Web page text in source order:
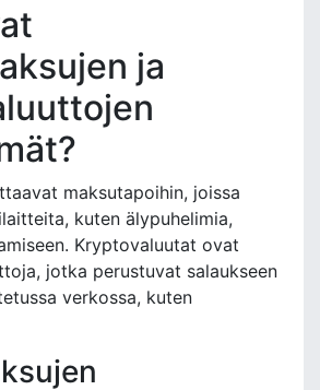
ja
maksutapoihin, joissa
kuten älypuhelimia,
Kryptovaluutat ovat
jotka perustuvat salaukseen
verkossa, kuten